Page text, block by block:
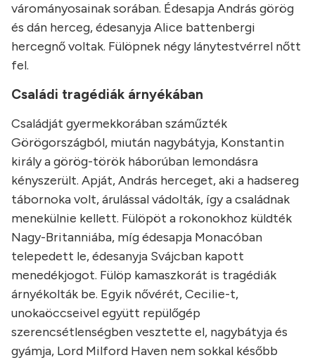
várományosainak sorában. Édesapja András görög
és dán herceg, édesanyja Alice battenbergi
hercegnő voltak. Fülöpnek négy lánytestvérrel nőtt
fel.
Családi tragédiák árnyékában
Családját gyermekkorában száműzték
Görögországból, miután nagybátyja, Konstantin
király a görög-török ​​háborúban lemondásra
kényszerült. Apját, András herceget, aki a hadsereg
tábornoka volt, árulással vádolták, így a családnak
menekülnie kellett. Fülöpöt a rokonokhoz küldték
Nagy-Britanniába, míg édesapja Monacóban
telepedett le, édesanyja Svájcban kapott
menedékjogot. Fülöp kamaszkorát is tragédiák
árnyékolták be. Egyik nővérét, Cecilie-t,
unokaöccseivel együtt repülőgép
szerencsétlenségben vesztette el, nagybátyja és
gyámja, Lord Milford Haven nem sokkal később